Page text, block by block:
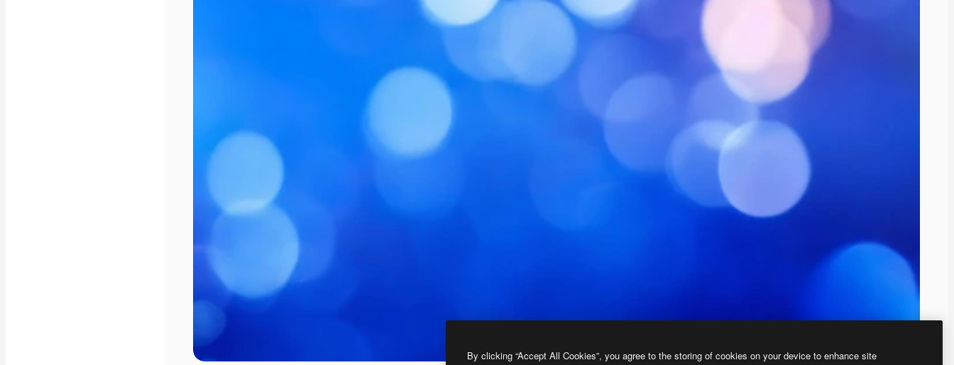
By clicking “Accept All Cookies”, you agree to the storing of cookies on your device to enhance site